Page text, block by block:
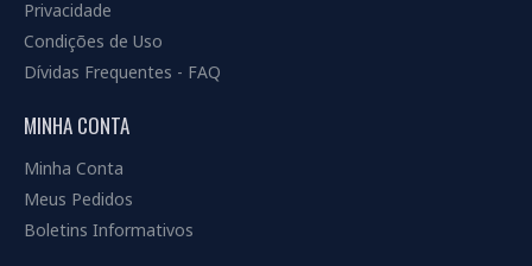
Privacidade
Condições de Uso
Dívidas Frequentes - FAQ
MINHA CONTA
Minha Conta
Meus Pedidos
Boletins Informativos